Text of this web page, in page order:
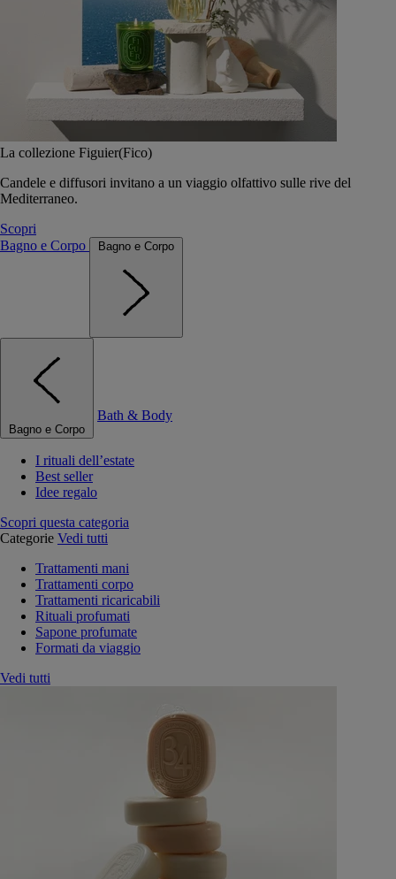
La collezione Figuier(Fico)
Candele e diffusori invitano a un viaggio olfattivo sulle rive del
Mediterraneo.
Scopri
Bagno e Corpo
Bagno e Corpo
Bagno e Corpo
Bath & Body
I rituali dell’estate
Best seller
Idee regalo
Scopri questa categoria
Categorie Vedi tutti
Trattamenti mani
Trattamenti corpo
Trattamenti ricaricabili
Rituali profumati
Sapone profumate
Formati da viaggio
Vedi tutti